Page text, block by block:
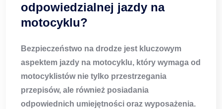
odpowiedzialnej jazdy na
motocyklu?
Bezpieczeństwo na drodze jest kluczowym
aspektem jazdy na motocyklu, który wymaga od
motocyklistów nie tylko przestrzegania
przepisów, ale również posiadania
odpowiednich umiejętności oraz wyposażenia.